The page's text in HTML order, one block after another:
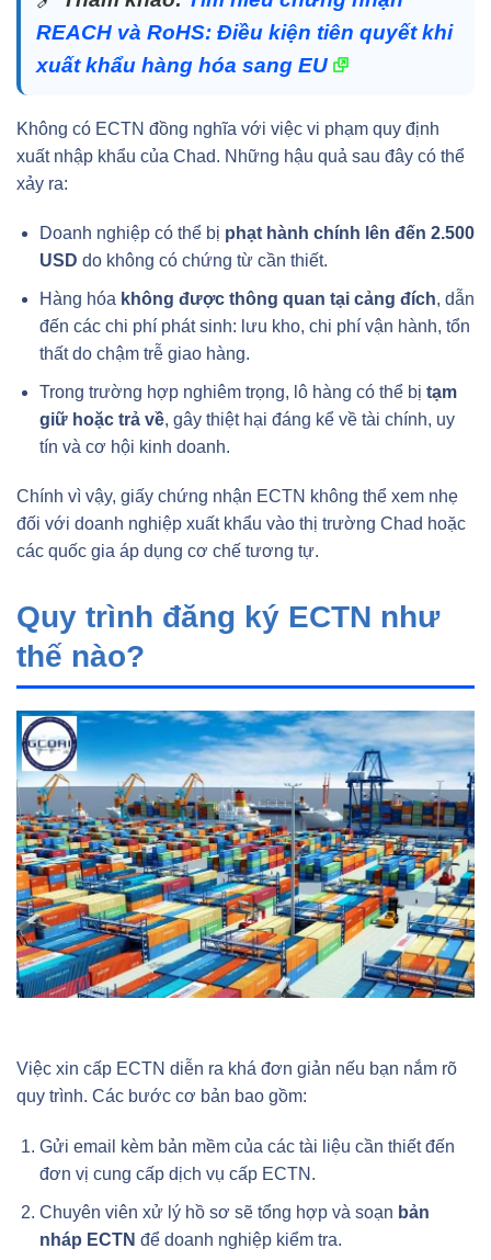
REACH và RoHS: Điều kiện tiên quyết khi
xuất khẩu hàng hóa sang EU
Không có ECTN đồng nghĩa với việc vi phạm quy định
xuất nhập khẩu của Chad. Những hậu quả sau đây có thể
xảy ra:
Doanh nghiệp có thể bị phạt hành chính lên đến 2.500
USD do không có chứng từ cần thiết.
Hàng hóa không được thông quan tại cảng đích, dẫn
đến các chi phí phát sinh: lưu kho, chi phí vận hành, tổn
thất do chậm trễ giao hàng.
Trong trường hợp nghiêm trọng, lô hàng có thể bị tạm
giữ hoặc trả về, gây thiệt hại đáng kể về tài chính, uy
tín và cơ hội kinh doanh.
Chính vì vậy, giấy chứng nhận ECTN không thể xem nhẹ
đối với doanh nghiệp xuất khẩu vào thị trường Chad hoặc
các quốc gia áp dụng cơ chế tương tự.
Quy trình đăng ký ECTN như
thế nào?
Việc xin cấp ECTN diễn ra khá đơn giản nếu bạn nắm rõ
quy trình. Các bước cơ bản bao gồm:
Gửi email kèm bản mềm của các tài liệu cần thiết đến
đơn vị cung cấp dịch vụ cấp ECTN.
Chuyên viên xử lý hồ sơ sẽ tổng hợp và soạn bản
nháp ECTN để doanh nghiệp kiểm tra.